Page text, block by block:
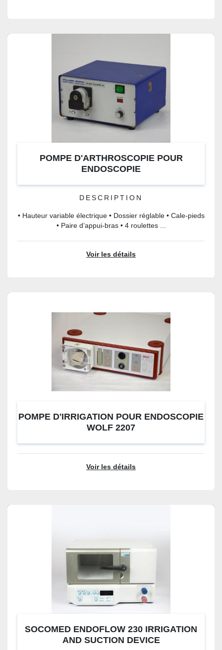
POMPE D'ARTHROSCOPIE POUR
ENDOSCOPIE
DESCRIPTION
• Hauteur variable électrique • Dossier réglable • Cale-pieds
• Paire d’appui-bras • 4 roulettes ...
Voir les détails
POMPE D'IRRIGATION POUR ENDOSCOPIE
WOLF 2207
Voir les détails
SOCOMED ENDOFLOW 230 IRRIGATION
AND SUCTION DEVICE